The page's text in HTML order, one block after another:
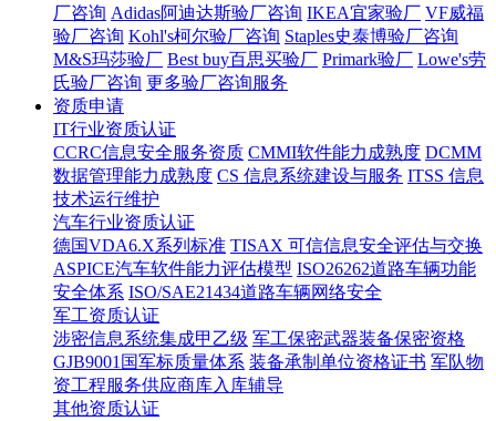
厂咨询 Adidas阿迪达斯验厂咨询 IKEA宜家验厂 VF威福
验厂咨询 Kohl's柯尔验厂咨询 Staples史泰博验厂咨询
M&S玛莎验厂 Best buy百思买验厂 Primark验厂 Lowe's劳
氏验厂咨询 更多验厂咨询服务
资质申请
IT行业资质认证
CCRC信息安全服务资质 CMMI软件能力成熟度 DCMM
数据管理能力成熟度 CS 信息系统建设与服务 ITSS 信息
技术运行维护
汽车行业资质认证
德国VDA6.X系列标准 TISAX 可信信息安全评估与交换
ASPICE汽车软件能力评估模型 ISO26262道路车辆功能
安全体系 ISO/SAE21434道路车辆网络安全
军工资质认证
涉密信息系统集成甲乙级 军工保密武器装备保密资格
GJB9001国军标质量体系 装备承制单位资格证书 军队物
资工程服务供应商库入库辅导
其他资质认证